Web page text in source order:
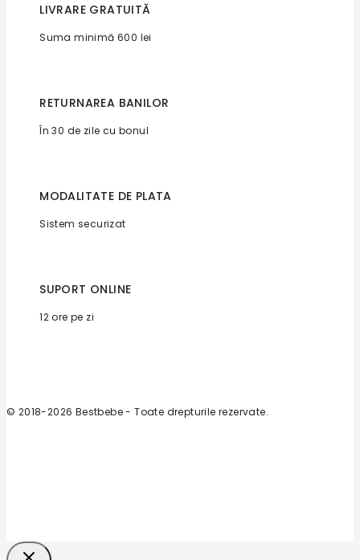
LIVRARE GRATUITĂ
Suma minimă 600 lei
RETURNAREA BANILOR
În 30 de zile cu bonul
MODALITATE DE PLATA
Sistem securizat
SUPORT ONLINE
12 ore pe zi
© 2018-2026 Bestbebe - Toate drepturile rezervate.